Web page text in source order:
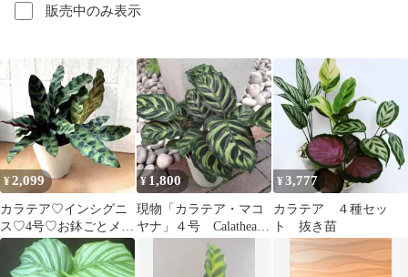
販売中のみ表示
¥2,099
カラテア♡インシグニ
ス♡4号♡お鉢ごとメル
カリ便
¥ 1,800
現物「カラテア・マコ
ヤナ」４号 Calathea
¥3,777
カラテア ４種セッ
ト 抜き苗